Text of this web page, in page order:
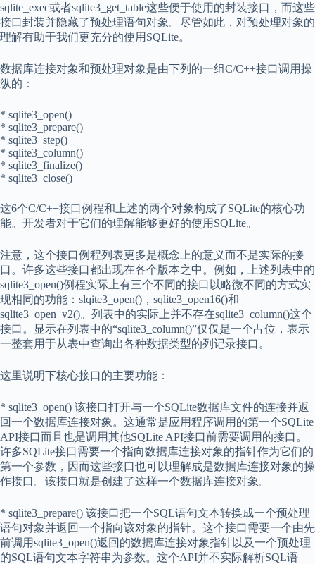
sqlite_exec或者sqlite3_get_table这些便于使用的封装接口，而这些
接口封装并隐藏了预处理语句对象。尽管如此，对预处理对象的
理解有助于我们更充分的使用SQLite。
数据库连接对象和预处理对象是由下列的一组C/C++接口调用操
纵的：
* sqlite3_open()
* sqlite3_prepare()
* sqlite3_step()
* sqlite3_column()
* sqlite3_finalize()
* sqlite3_close()
这6个C/C++接口例程和上述的两个对象构成了SQLite的核心功
能。开发者对于它们的理解能够更好的使用SQLite。
注意，这个接口例程列表更多是概念上的意义而不是实际的接
口。许多这些接口都出现在各个版本之中。例如，上述列表中的
sqlite3_open()例程实际上有三个不同的接口以略微不同的方式实
现相同的功能：slqite3_open()，sqlite3_open16()和
sqlite3_open_v2()。列表中的实际上并不存在sqlite3_column()这个
接口。显示在列表中的“sqlite3_column()”仅仅是一个占位，表示
一整套用于从表中查询出各种数据类型的列记录接口。
这里说明下核心接口的主要功能：
* sqlite3_open() 该接口打开与一个SQLite数据库文件的连接并返
回一个数据库连接对象。这通常是应用程序调用的第一个SQLite
API接口而且也是调用其他SQLite API接口前需要调用的接口。
许多SQLite接口需要一个指向数据库连接对象的指针作为它们的
第一个参数，因而这些接口也可以理解成是数据库连接对象的操
作接口。该接口就是创建了这样一个数据库连接对象。
* sqlite3_prepare() 该接口把一个SQL语句文本转换成一个预处理
语句对象并返回一个指向该对象的指针。这个接口需要一个由先
前调用sqlite3_open()返回的数据库连接对象指针以及一个预处理
的SQL语句文本字符串为参数。这个API并不实际解析SQL语